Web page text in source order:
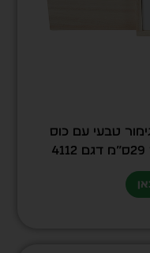
טבעי עם כוס